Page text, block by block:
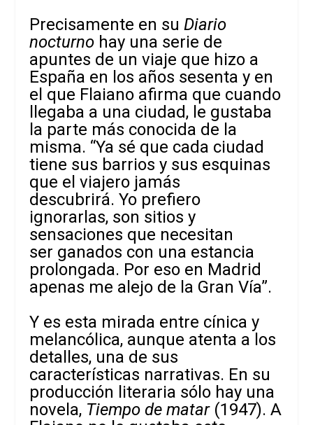
Precisamente en suDiario
nocturno hay una serie de
apuntes de un viaje que hizo a
España en los años sesenta y en
el que Flaiano afirma que cuando
llegaba a una ciudad, le gustaba
la parte más conocida de la
misma. “Ya sé que cada ciudad
tiene sus barrios y sus esquinas
que el viajero jamás
descubrirá.Yo prefiero
ignorarlas, son sitios y
sensaciones que necesitan
ser ganados con una estancia
prolongada. Por eso en Madrid
apenas me alejo de la Gran Vía”.
Y es esta mirada entre cínica y
melancólica, aunque atenta a los
detalles, una de sus
características narrativas. En su
producción literaria sólo hay una
novela, Tiempo de matar (1947). A